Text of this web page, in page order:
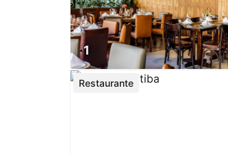
1
Restaurante